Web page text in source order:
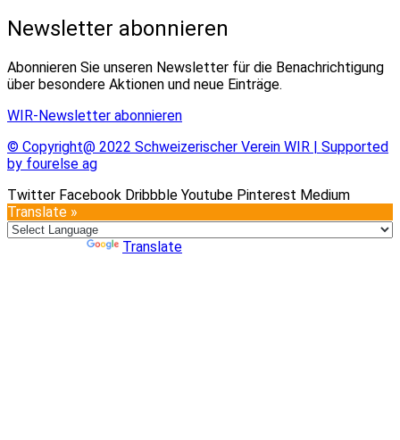
Newsletter abonnieren
Abonnieren Sie unseren Newsletter für die Benachrichtigung
über besondere Aktionen und neue Einträge.
WIR-Newsletter abonnieren
© Copyright@ 2022 Schweizerischer Verein WIR | Supported
by fourelse ag
Twitter Facebook Dribbble Youtube Pinterest Medium
Translate »
Translate